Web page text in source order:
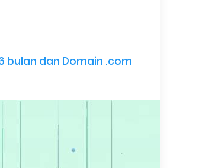
6 bulan dan Domain .com